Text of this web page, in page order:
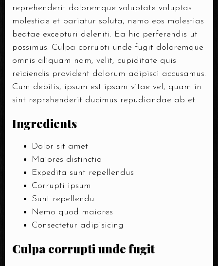
reprehenderit doloremque voluptate voluptas
molestiae et pariatur soluta, nemo eos molestias
beatae excepturi deleniti. Ea hic perferendis ut
possimus. Culpa corrupti unde fugit doloremque
omnis aliquam nam, velit, cupiditate quis
reiciendis provident dolorum adipisci accusamus.
Cum debitis, ipsum est ipsam vitae vel, quam in
sint reprehenderit ducimus repudiandae ab et.
Ingredients
Dolor sit amet
Maiores distinctio
Expedita sunt repellendus
Corrupti ipsum
Sunt repellendu
Nemo quod maiores
Consectetur adipisicing
Culpa corrupti unde fugit